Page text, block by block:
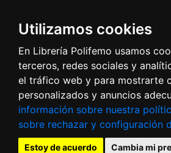
Utilizamos cookies
En Librería Polifemo usamos
terceros, redes sociales y
el tráfico web y para mostrarte
personalizados y anuncios
información sobre nuestra
sobre rechazar y configuración
Estoy de acuerdo
Cambia mi